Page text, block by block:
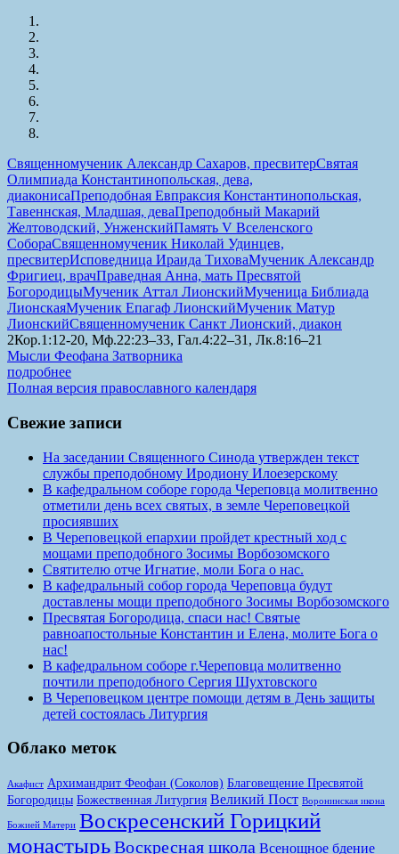
Священномученик Александр Сахаров, пресвитерСвятая
Олимпиада Константинопольская, дева,
диаконисаПреподобная Евпраксия Константинопольская,
Тавеннская, Младшая, деваПреподобный Макарий
Желтоводский, УнженскийПамять V Вселенского
СобораСвященномученик Николай Удинцев,
пресвитерИсповедница Ираида ТиховаМученик Александр
Фригиец, врачПраведная Анна, мать Пресвятой
БогородицыМученик Аттал ЛионскийМученица Библиада
ЛионскаяМученик Епагаф ЛионскийМученик Матур
ЛионскийСвященномученик Санкт Лионский, диакон
2Кор.1:12-20, Мф.22:23–33, Гал.4:22–31, Лк.8:16–21
Мысли Феофана Затворника
подробнее
Полная версия православного календаря
Свежие записи
На заседании Священного Синода утвержден текст
службы преподобному Иродиону Илоезерскому
В кафедральном соборе города Череповца молитвенно
отметили день всех святых, в земле Череповецкой
просиявших
В Череповецкой епархии пройдет крестный ход с
мощами преподобного Зосимы Ворбозомского
Святителю отче Игнатие, моли Бога о нас.
В кафедральный собор города Череповца будут
доставлены мощи преподобного Зосимы Ворбозомского
Пресвятая Богородица, спаси нас! Святые
равноапостольные Константин и Елена, молите Бога о
нас!
В кафедральном соборе г.Череповца молитвенно
почтили преподобного Сергия Шухтовского
В Череповецком центре помощи детям в День защиты
детей состоялась Литургия
Облако меток
Акафист Архимандрит Феофан (Соколов) Благовещение Пресвятой
Богородицы Божественная Литургия Великий Пост Воронинская икона
Божией Матери Воскресенский Горицкий
монастырьВоскресная школа Всенощное бдение